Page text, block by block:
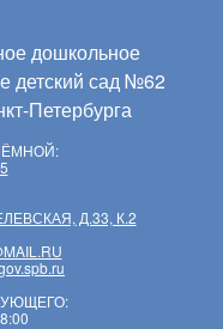
дошкольное
детский сад №62
Петербурга
Д.33, К.2